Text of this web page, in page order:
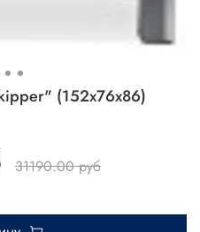
(152x76x86)
31190.00 руб